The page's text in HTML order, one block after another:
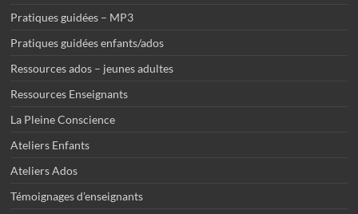
Pratiques guidées – MP3
Pratiques guidées enfants/ados
Ressources ados – jeunes adultes
Ressources Enseignants
La Pleine Conscience
Ateliers Enfants
Ateliers Ados
Témoignages d’enseignants